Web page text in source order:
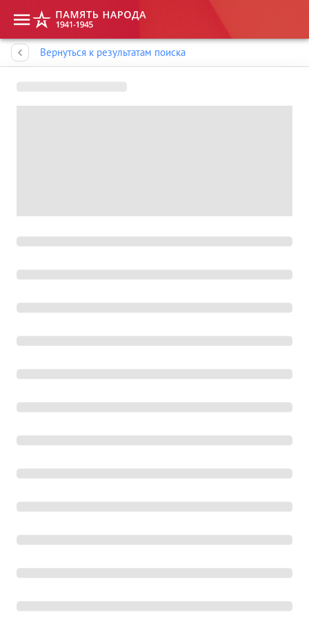
Вернуться к результатам поиска
Память народа